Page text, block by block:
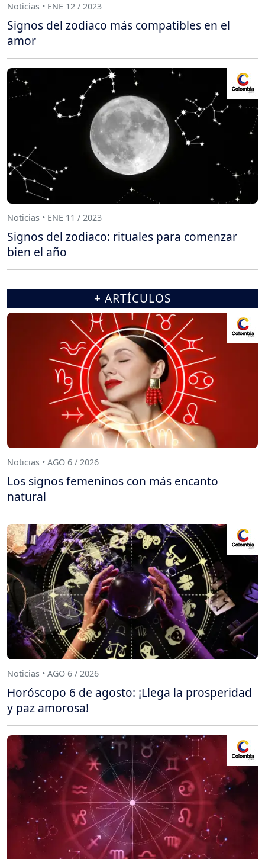
Noticias • ENE 12 / 2023
Signos del zodiaco más compatibles en el
amor
Noticias • ENE 11 / 2023
Signos del zodiaco: rituales para comenzar
bien el año
+ ARTÍCULOS
Noticias • AGO 6 / 2026
Los signos femeninos con más encanto
natural
Noticias • AGO 6 / 2026
Horóscopo 6 de agosto: ¡Llega la prosperidad
y paz amorosa!